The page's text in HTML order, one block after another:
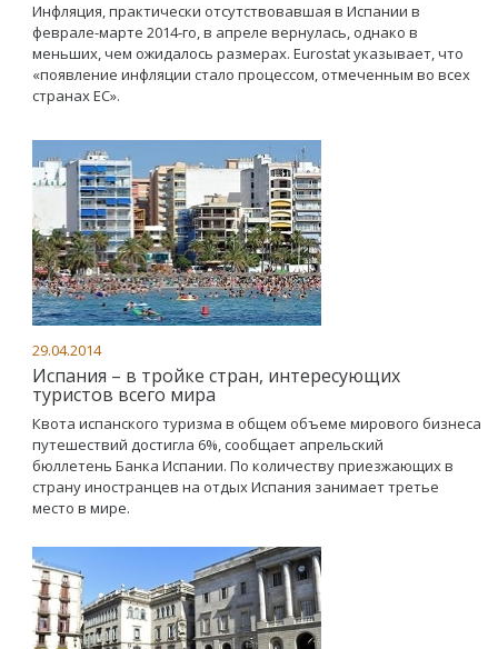
Инфляция, практически отсутствовавшая в Испании в
феврале-марте 2014-го, в апреле вернулась, однако в
меньших, чем ожидалось размерах. Eurostat указывает, что
«появление инфляции стало процессом, отмеченным во всех
странах ЕС».
29.04.2014
Испания – в тройке стран, интересующих
туристов всего мира
Квота испанского туризма в общем объеме мирового бизнеса
путешествий достигла 6%, сообщает апрельский
бюллетень Банка Испании. По количеству приезжающих в
страну иностранцев на отдых Испания занимает третье
место в мире.